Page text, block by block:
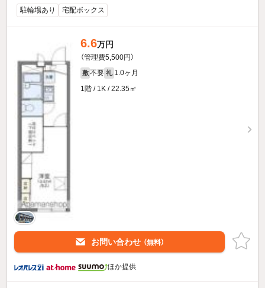
駐輪場あり
宅配ボックス
6.6万円
（管理費5,500円）
敷 不要 礼 1.0ヶ月
1階 / 1K / 22.35㎡
お問い合わせ （無料）
ほか提供